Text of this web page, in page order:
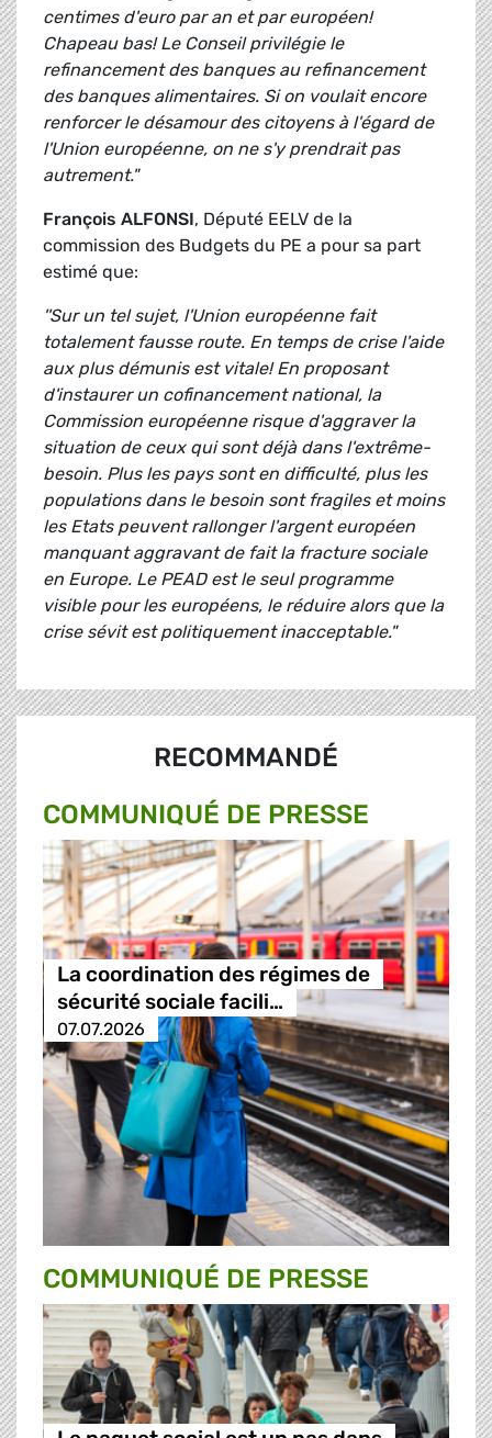
centimes d'euro par an et par européen!
Chapeau bas! Le Conseil privilégie le
refinancement des banques au refinancement
des banques alimentaires. Si on voulait encore
renforcer le désamour des citoyens à l'égard de
l'Union européenne, on ne s'y prendrait pas
autrement."
François ALFONSI, Député EELV de la
commission des Budgets du PE a pour sa part
estimé que:
''Sur un tel sujet, l'Union européenne fait
totalement fausse route. En temps de crise l'aide
aux plus démunis est vitale! En proposant
d'instaurer un cofinancement national, la
Commission européenne risque d'aggraver la
situation de ceux qui sont déjà dans l'extrême-
besoin. Plus les pays sont en difficulté, plus les
populations dans le besoin sont fragiles et moins
les Etats peuvent rallonger l'argent européen
manquant aggravant de fait la fracture sociale
en Europe. Le PEAD est le seul programme
visible pour les européens, le réduire alors que la
crise sévit est politiquement inacceptable."
RECOMMANDÉ
COMMUNIQUÉ DE PRESSE
La coordination des régimes de
sécurité sociale facili…
07.07.2026
COMMUNIQUÉ DE PRESSE